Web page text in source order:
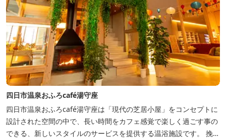
四日市温泉おふろcafé湯守座
四日市温泉おふろcafé湯守座は「現代の芝居小屋」をコンセプトに
設計された空間の中で、長い時間をカフェ感覚で楽しく過ごす事の
できる、新しいスタイルのサービスを提供する温浴施設です。 挽き